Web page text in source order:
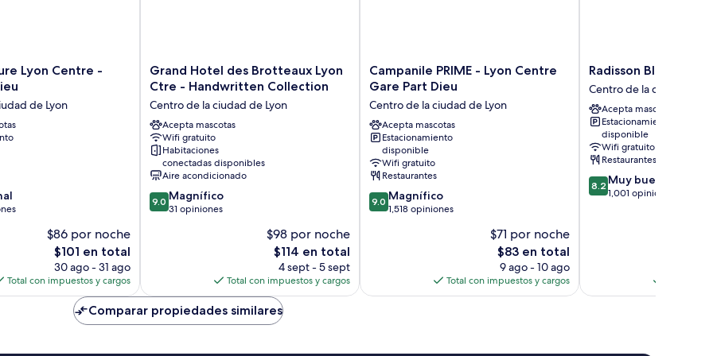
Lyon Centre -
de Lyon
$86 por noche
El
precio
actual
es
$101 en total
30 ago - 31 ago
Total con impuestos y cargos
Grand
Hotel
Brotteaux
Lyon
Ctre
-
Handwritten
Collection
Centro
de
Grand Hotel des Brotteaux Lyon
Ctre - Handwritten Collection
Centro de la ciudad de Lyon
Acepta mascotas
Wifi gratuito
Habitaciones
conectadas disponibles
Aire acondicionado
9.0
de
9.0 Magnífico
31 opiniones
$98 por noche
El
precio
actual
es
de
$114
$114 en total
4 sept - 5 sept
Total con impuestos y cargos
Campanile
PRIME
Lyon
Centre
Gare
Part
Dieu
Centro
de
la
Campanile PRIME - Lyon Centre
Gare Part Dieu
Centro de la ciudad de Lyon
Acepta mascotas
Estacionamiento
disponible
Wifi gratuito
Restaurantes
9.0
de
9.0 Magnífico
1,518 opiniones
$71 por noche
El
precio
actual
es
$83 en total
9 ago - 10 ago
Total con impuestos y cargos
Radisson
Blu
Hotel
Lyon
Centro
de
la
ciudad
de
Lyon
Radisson Blu Hotel
Centro de la ciudad de
Acepta mascotas
Estacionamiento
disponible
Wifi gratuito
Restaurantes
8.2
de
8.2 Muy bueno
1,001 opiniones
Comparar propiedades similares